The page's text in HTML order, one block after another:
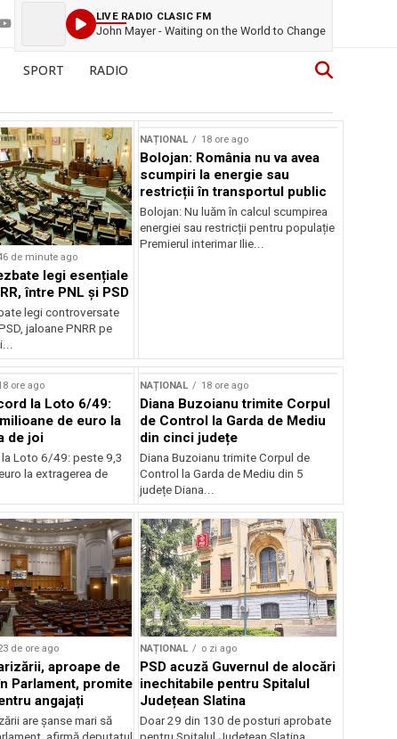
LIVE RADIO CLASIC FM
John Mayer - Waiting on the World to Change
SPORT RADIO
de minute ago
legi esențiale
între PNL și PSD
legi controversate
jaloane PNRR pe
NAȚIONAL 18 ore ago
Bolojan: România nu va avea
scumpiri la energie sau
restricții în transportul public
Bolojan: Nu luăm în calcul scumpirea
energiei sau restricții pentru populație
Premierul interimar Ilie...
ore ago
la Loto 6/49:
de euro la
de joi
la Loto 6/49: peste 9,3
la extragerea de
NAȚIONAL 18 ore ago
Diana Buzoianu trimite Corpul
de Control la Garda de Mediu
din cinci județe
Diana Buzoianu trimite Corpul de
Control la Garda de Mediu din 5
județe Diana...
de ore ago
aproape de
Parlament, promite
angajați
are șanse mari să
NAȚIONAL o zi ago
PSD acuză Guvernul de alocări
inechitabile pentru Spitalul
Județean Slatina
Doar 29 din 130 de posturi aprobate